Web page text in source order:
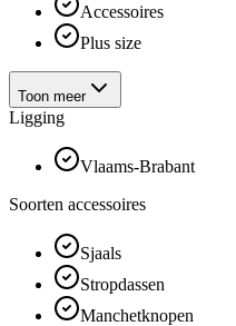
Accessoires
Plus size
Toon meer
Ligging
Vlaams-Brabant
Soorten accessoires
Sjaals
Stropdassen
Manchetknopen